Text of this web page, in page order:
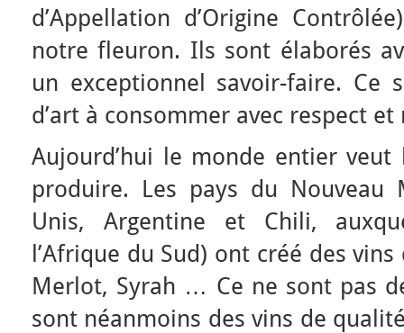
d’Appellation d’Origine
notre fleuron. Ils sont élaborés
un exceptionnel savoir-faire. Ce
d’art à consommer avec respect
Aujourd’hui le monde entier
produire. Les pays du Nouveau
Unis, Argentine et Chili,
l’Afrique du Sud) ont créé des
Merlot, Syrah … Ce ne sont pas
sont néanmoins des vins de